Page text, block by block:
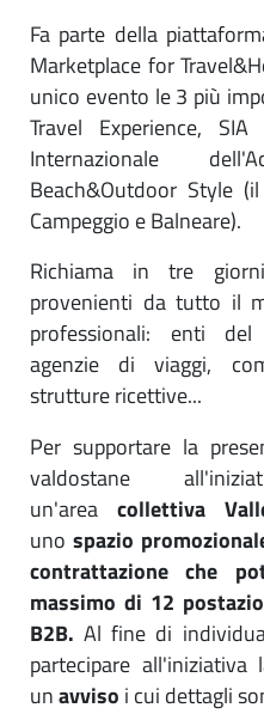
Fa parte della
Marketplace for
unico evento le 3 più
Travel Experience,
Internazionale
Beach&Outdoor Style
Campeggio e Balneare).
Richiama in tre
provenienti da tutto il
professionali: enti
agenzie di viaggi,
strutture ricettive...
Per supportare la
valdostane
un'areacollettiva
uno spazio
contrattazione che
massimo di 12
B2B. Al fine di
partecipare all'iniziativa
unavviso i cui dettagli